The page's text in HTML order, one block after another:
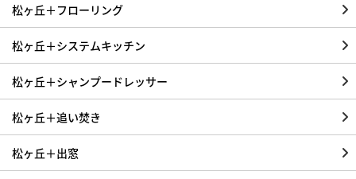
松ヶ丘＋フローリング
松ヶ丘＋システムキッチン
松ヶ丘＋シャンプードレッサー
松ヶ丘＋追い焚き
松ヶ丘＋出窓